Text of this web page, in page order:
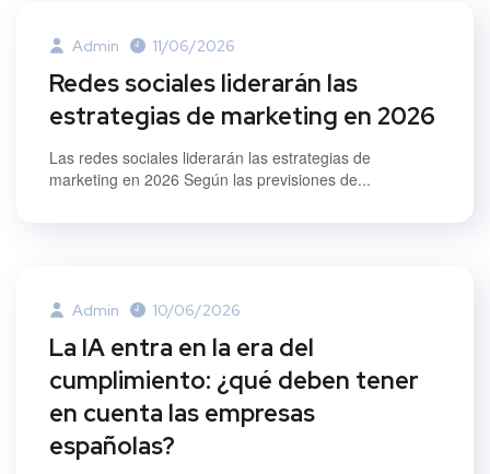
Admin 11/06/2026
Redes sociales liderarán las
estrategias de marketing en 2026
Las redes sociales liderarán las estrategias de
marketing en 2026 Según las previsiones de...
Admin 10/06/2026
La IA entra en la era del
cumplimiento: ¿qué deben tener
en cuenta las empresas
españolas?